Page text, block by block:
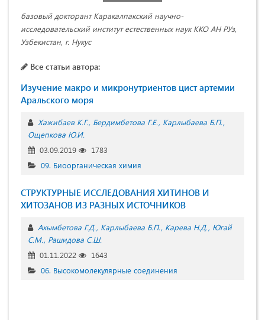
базовый докторант Каракалпакский научно-
исследовательский институт естественных наук ККО АН РУз,
Узбекистан, г. Нукус
Все статьи автора:
Изучение макро и микронутриентов цист артемии
Аральского моря
Хажибаев К.Г. Бердимбетова Г.Е. Карлыбаева Б.П.
Ощепкова Ю.И.
03.09.2019
1783
09. Биоорганическая химия
СТРУКТУРНЫЕ ИССЛЕДОВАНИЯ ХИТИНОВ И
ХИТОЗАНОВ ИЗ РАЗНЫХ ИСТОЧНИКОВ
Ахымбетова Г.Д. Карлыбаева Б.П. Карева Н.Д. Югай
С.М. Рашидова С.Ш.
01.11.2022
1643
06. Высокомолекулярные соединения